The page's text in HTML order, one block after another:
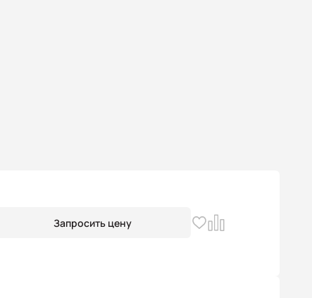
Запросить цену